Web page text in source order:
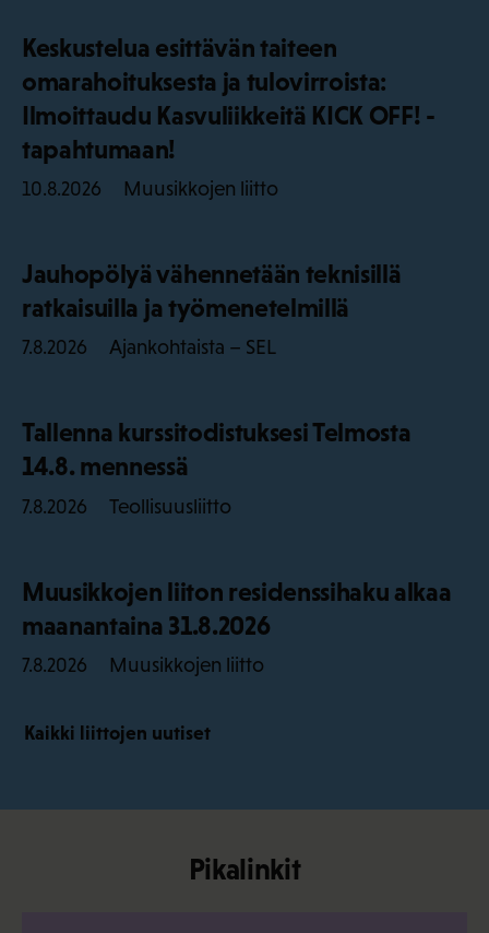
Keskustelua esittävän taiteen
omarahoituksesta ja tulovirroista:
Ilmoittaudu Kasvuliikkeitä KICK OFF! -
tapahtumaan!
10.8.2026 Muusikkojen liitto
Jauhopölyä vähennetään teknisillä
ratkaisuilla ja työmenetelmillä
7.8.2026 Ajankohtaista – SEL
Tallenna kurssitodistuksesi Telmosta
14.8. mennessä
7.8.2026 Teollisuusliitto
Muusikkojen liiton residenssihaku alkaa
maanantaina 31.8.2026
7.8.2026 Muusikkojen liitto
Kaikki liittojen uutiset
Pikalinkit